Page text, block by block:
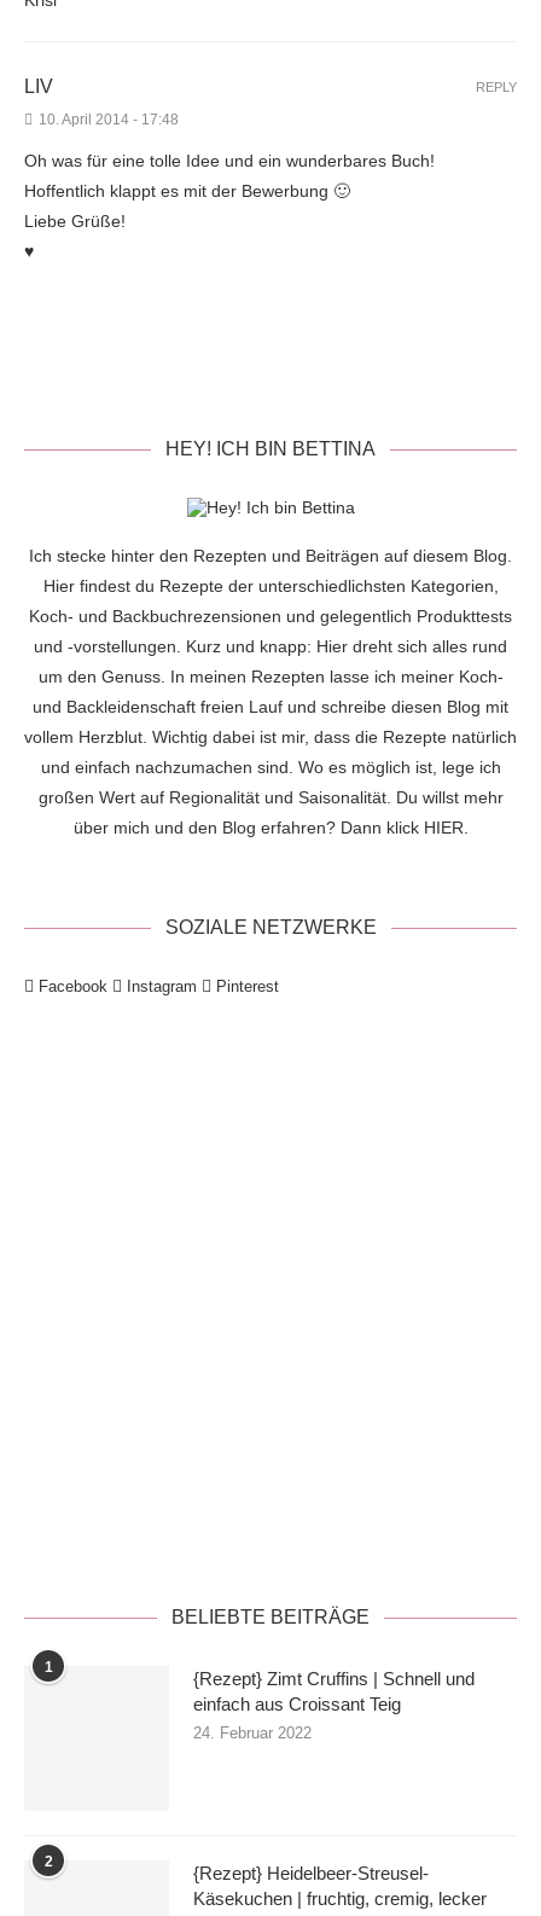
LIV
10. April 2014 - 17:48
Oh was für eine tolle Idee und ein wunderbares Buch!
Hoffentlich klappt es mit der Bewerbung 🙂
Liebe Grüße!
♥
REPLY
HEY! ICH BIN BETTINA
Ich stecke hinter den Rezepten und Beiträgen auf diesem Blog.
Hier findest du Rezepte der unterschiedlichsten Kategorien,
Koch- und Backbuchrezensionen und gelegentlich Produkttests
und -vorstellungen. Kurz und knapp: Hier dreht sich alles rund
um den Genuss. In meinen Rezepten lasse ich meiner Koch-
und Backleidenschaft freien Lauf und schreibe diesen Blog mit
vollem Herzblut. Wichtig dabei ist mir, dass die Rezepte natürlich
und einfach nachzumachen sind. Wo es möglich ist, lege ich
großen Wert auf Regionalität und Saisonalität. Du willst mehr
über mich und den Blog erfahren? Dann klick HIER
SOZIALE NETZWERKE
Facebook Instagram Pinterest
BELIEBTE BEITRÄGE
1
{Rezept} Zimt Cruffins | Schnell und
einfach aus Croissant Teig
24. Februar 2022
2
{Rezept} Heidelbeer-Streusel-
Käsekuchen | fruchtig, cremig, lecker